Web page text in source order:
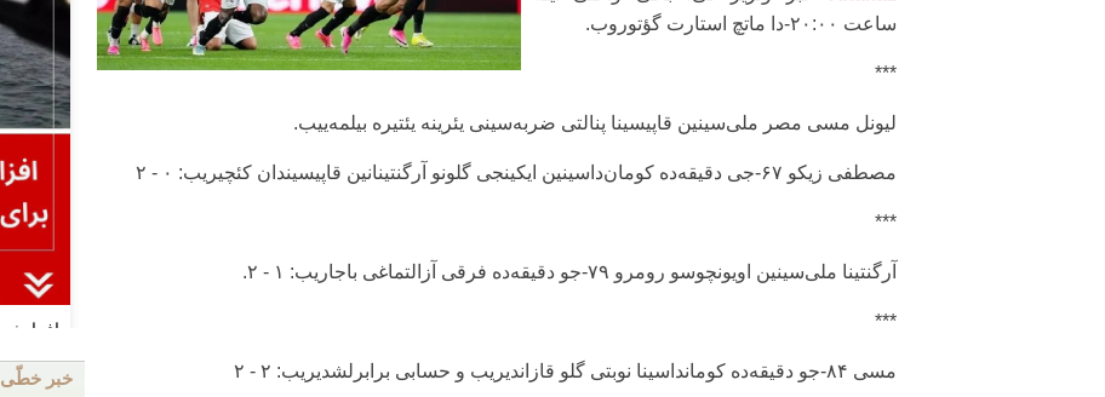
ساعت ۲۰:۰۰-دا ماتچ استارت گؤتوروب.
***
لیونل مسی مصر ملی‌سینین قاپیسینا پنالتی ضربه‌سینی یئرینه یئتیره بیلمه‌ییب.
مصطفی زیکو ۶۷-جی دقیقه‌ده کومان‌داسینین ایکینجی گلونو آرگنتینانین قاپیسیندان کئچیریب: ۰ - ۲
***
آرگنتینا ملی‌سینین اویونچوسو رومرو ۷۹-جو دقیقه‌ده فرقی آزالتماغی باجاریب: ۱ - ۲.
***
مسی ۸۴-جو دقیقه‌ده کومانداسینا نوبتی گلو قازاندیریب و حسابی برابرلشدیریب: ۲ - ۲
خبر خطّی